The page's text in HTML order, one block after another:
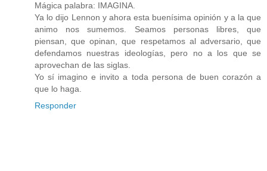
Mágica palabra: IMAGINA.
Ya lo dijo Lennon y ahora esta buenísima opinión y a la que
animo nos sumemos. Seamos personas libres, que
piensan, que opinan, que respetamos al adversario, que
defendamos nuestras ideologías, pero no a los que se
aprovechan de las siglas.
Yo sí imagino e invito a toda persona de buen corazón a
que lo haga.
Responder